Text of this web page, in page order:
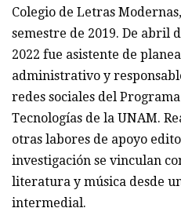
Colegio de Letras
semestre de 2019. De abril
2022 fue asistente de
administrativo y
redes sociales del
Tecnologías de la UNAM.
otras labores de apoyo
investigación se vinculan
literatura y música desde
intermedial.